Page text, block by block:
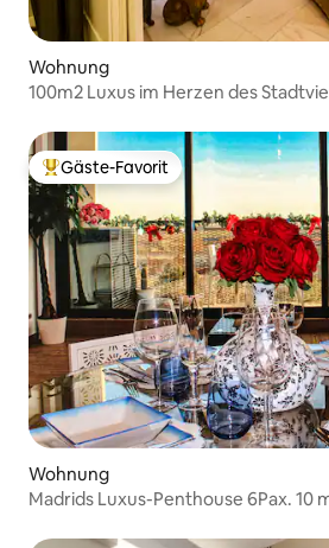
Wohnung
100m2 Luxus im Herzen des
Beliebter Gäste-Favorit.
Gäste-Favorit
Wohnung
Madrids Luxus-Penthouse 6Pax. 10